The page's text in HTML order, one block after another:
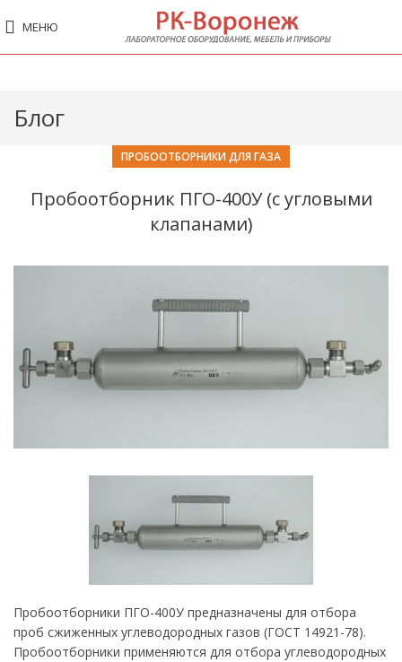
МЕНЮ
Блог
ПРОБООТБОРНИКИ ДЛЯ ГАЗА
Пробоотборник ПГО-400У (с угловыми
клапанами)
Пробоотборники ПГО-400У предназначены для отбора
проб сжиженных углеводородных газов (ГОСТ 14921-78).
Пробоотборники применяются для отбора углеводородных